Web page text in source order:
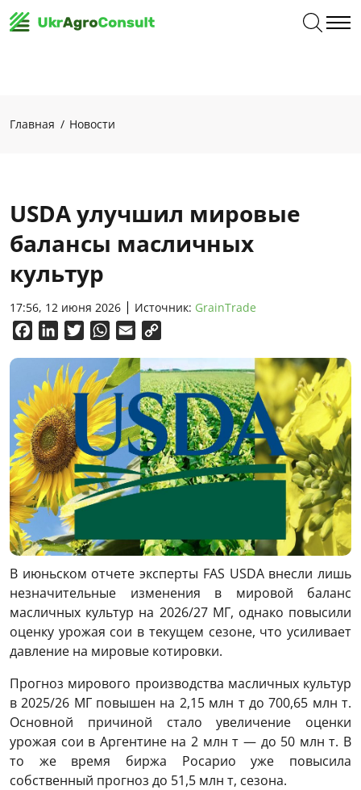
Главная Новости
USDA улучшил мировые
балансы масличных
культур
17:56, 12 июня 2026 Источник: GrainTrade
FacebookLinkedInTwitterWhatsApp
Email
В июньском отчете эксперты FAS USDA внесли лишь
незначительные изменения в мировой баланс
масличных культур на 2026/27 МГ, однако повысили
оценку урожая сои в текущем сезоне, что усиливает
давление на мировые котировки.
Прогноз мирового производства масличных культур
в 2025/26 МГ повышен на 2,15 млн т до 700,65 млн т.
Основной причиной стало увеличение оценки
урожая сои в Аргентине на 2 млн т — до 50 млн т. В
то же время биржа Росарио уже повысила
собственный прогноз до 51,5 млн т, сезона.